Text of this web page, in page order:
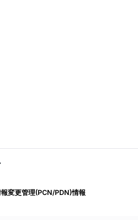
変更管理(PCN/PDN)情報